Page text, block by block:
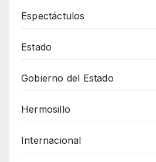
Espectáctulos
Estado
Gobierno del Estado
Hermosillo
Internacional